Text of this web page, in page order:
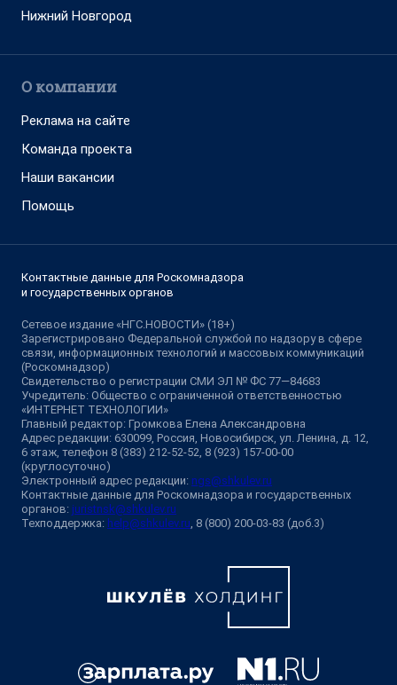
Нижний Новгород
О компании
Реклама на сайте
Команда проекта
Наши вакансии
Помощь
Контактные данные для Роскомнадзора
и государственных органов
Сетевое издание «НГС.НОВОСТИ» (18+)
Зарегистрировано Федеральной службой по надзору в сфере
связи, информационных технологий и массовых коммуникаций
(Роскомнадзор)
Свидетельство о регистрации СМИ ЭЛ № ФС 77—84683
Учредитель: Общество с ограниченной ответственностью
«ИНТЕРНЕТ ТЕХНОЛОГИИ»
Главный редактор: Громкова Елена Александровна
Адрес редакции: 630099, Россия, Новосибирск, ул. Ленина, д. 12,
6 этаж, телефон 8 (383) 212-52-52, 8 (923) 157-00-00
(круглосуточно)
Электронный адрес редакции: ngs@shkulev.ru
Контактные данные для Роскомнадзора и государственных
органов: juristnsk@shkulev.ru
Техподдержка: help@shkulev.ru , 8 (800) 200-03-83 (доб.3)